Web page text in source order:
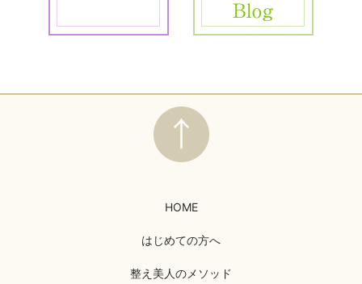
HOME
はじめての方へ
整え美人のメソッド